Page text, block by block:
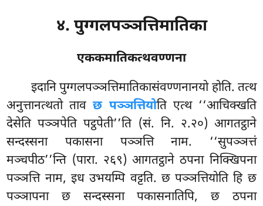
४. पुग्गलपञ्ञत्तिमातिका
एककमातिकत्थवण्णना
इदानिपुग्गलपञ्ञत्तिमातिकासंवण्णनानयो होति. तत्थ
अनुत्तानत्थतो तावछ पञ्ञत्तियोति एत्थ ‘‘आचिक्खति
देसेति पञ्ञपेति पट्ठपेती’’ति (सं. नि. २.२०) आगतट्ठाने
सन्दस्सना पकासना पञ्ञत्ति नाम. ‘‘सुपञ्ञत्तं
मञ्चपीठ’’न्ति (पारा. २६९) आगतट्ठाने ठपना निक्खिपना
पञ्ञत्ति नाम, इध उभयम्पि वट्टति. छ पञ्ञत्तियोति हि छ
पञ्ञापना छ सन्दस्सना पकासनातिपि, छ ठपना